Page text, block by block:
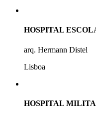
HOSPITAL
arq. Hermann Distel
Lisboa
HOSPITAL